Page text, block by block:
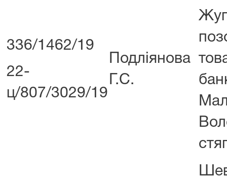
336/1462/19
22-
ц/807/3029/19
Подліянова
Г.С.